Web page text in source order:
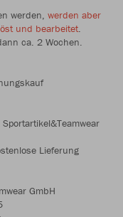
werden, werden aber
und bearbeitet.
ca. 2 Wochen.
Lieferung
GmbH